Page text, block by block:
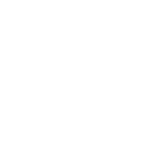
ホームページができま
ットして起動しなくな
帯mp3プレイヤーで聴
を買いました。(1)
(2)